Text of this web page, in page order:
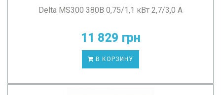
Delta MS300 380В 0,75/1,1 кВт 2,7/3,0 А
11 829 грн
В КОРЗИНУ